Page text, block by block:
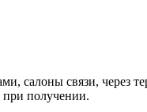
салоны связи, через
получении.